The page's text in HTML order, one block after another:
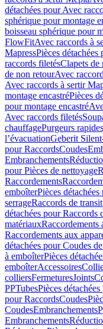
détachées pour Avec
sphérique pour montage
boisseau sphérique pour
FlowFitAvec raccords à
MapressPièces
raccords filetésClapets de
de non retourAvec
Avec raccords à sertir
montage encastréPièces
pour montage encastré
Avec raccords filetés
chauffagePurgeurs rapides
l’évacuationGeberit
pour RaccordsCoudes
Embranchements
pour Pièces de nettoyage
Raccordements
emboîterPièces
serrageRaccords de
détachées pour Raccords
matériauxRaccordements
Raccordements aux
détachées pour Coudes
à emboîterPièces
emboîterAccessoires
colliersFermeturesJoints
PPTubesPièces
pour RaccordsCoudes
CoudesEmbranchements
Embranchements